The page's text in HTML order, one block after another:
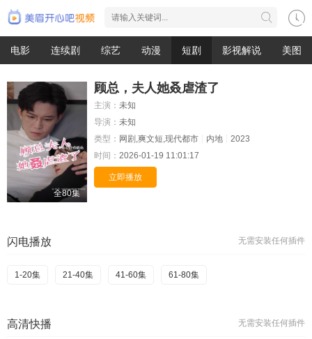
电影 连续剧 综艺 动漫 短剧 影视解说 美图
全80集
顾总，夫人她叒虐渣了
主演： 未知
导演： 未知
类型： 网剧,爽文短,现代都市 内地
2023
时间： 2026-01-19 11:01:17
立即播放
无需安装任何插件
闪电播放
1-20集 21-40集 41-60集 61-80集
无需安装任何插件
高清快播